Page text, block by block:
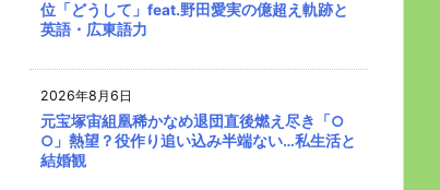
位「どうして」feat.野田愛実の億超え軌跡と
英語・広東語力
2026年8月6日
元宝塚宙組凰稀かなめ退団直後燃え尽き「○
○」熱望？役作り追い込み半端ない…私生活と
結婚観